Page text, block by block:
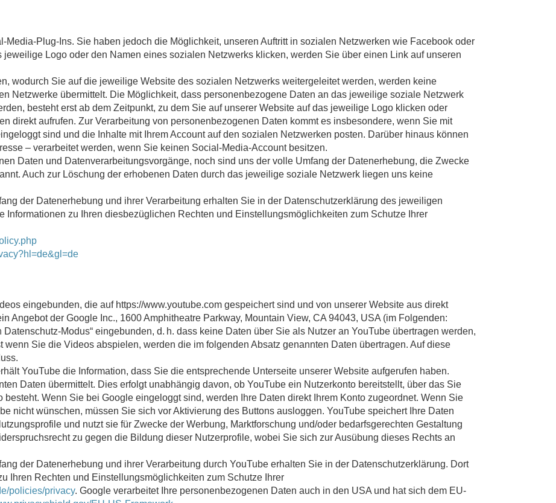
Media-Plug-Ins. Sie haben jedoch die Möglichkeit, unseren Auftritt in sozialen Netzwerken wie Facebook oder
Logo oder den Namen eines sozialen Netzwerks klicken, werden Sie über einen Link auf unseren
wodurch Sie auf die jeweilige Website des sozialen Netzwerks weitergeleitet werden, werden keine
Netzwerke übermittelt. Die Möglichkeit, dass personenbezogene Daten an das jeweilige soziale Netzwerk
besteht erst ab dem Zeitpunkt, zu dem Sie auf unserer Website auf das jeweilige Logo klicken oder
direkt aufrufen. Zur Verarbeitung von personenbezogenen Daten kommt es insbesondere, wenn Sie mit
sind und die Inhalte mit Ihrem Account auf den sozialen Netzwerken posten. Darüber hinaus können
– verarbeitet werden, wenn Sie keinen Social-Media-Account besitzen.
Daten und Datenverarbeitungsvorgänge, noch sind uns der volle Umfang der Datenerhebung, die Zwecke
Auch zur Löschung der erhobenen Daten durch das jeweilige soziale Netzwerk liegen uns keine
der Datenerhebung und ihrer Verarbeitung erhalten Sie in der Datenschutzerklärung des jeweiligen
Informationen zu Ihren diesbezüglichen Rechten und Einstellungsmöglichkeiten zum Schutze Ihrer
eingebunden, die auf https://www.youtube.com gespeichert sind und von unserer Website aus direkt
Angebot der Google Inc., 1600 Amphitheatre Parkway, Mountain View, CA 94043, USA (im Folgenden:
Datenschutz-Modus“ eingebunden, d. h. dass keine Daten über Sie als Nutzer an YouTube übertragen werden,
Sie die Videos abspielen, werden die im folgenden Absatz genannten Daten übertragen. Auf diese
YouTube die Information, dass Sie die entsprechende Unterseite unserer Website aufgerufen haben.
Daten übermittelt. Dies erfolgt unabhängig davon, ob YouTube ein Nutzerkonto bereitstellt, über das Sie
Wenn Sie bei Google eingeloggt sind, werden Ihre Daten direkt Ihrem Konto zugeordnet. Wenn Sie
nicht wünschen, müssen Sie sich vor Aktivierung des Buttons ausloggen. YouTube speichert Ihre Daten
und nutzt sie für Zwecke der Werbung, Marktforschung und/oder bedarfsgerechten Gestaltung
zu gegen die Bildung dieser Nutzerprofile, wobei Sie sich zur Ausübung dieses Rechts an
der Datenerhebung und ihrer Verarbeitung durch YouTube erhalten Sie in der Datenschutzerklärung. Dort
Ihren Rechten und Einstellungsmöglichkeiten zum Schutze Ihrer
policies/privacy. Google verarbeitet Ihre personenbezogenen Daten auch in den USA und hat sich dem EU-